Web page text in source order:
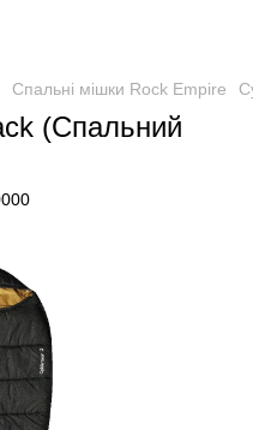
Спальні мішки Rock Empire
(Спальний